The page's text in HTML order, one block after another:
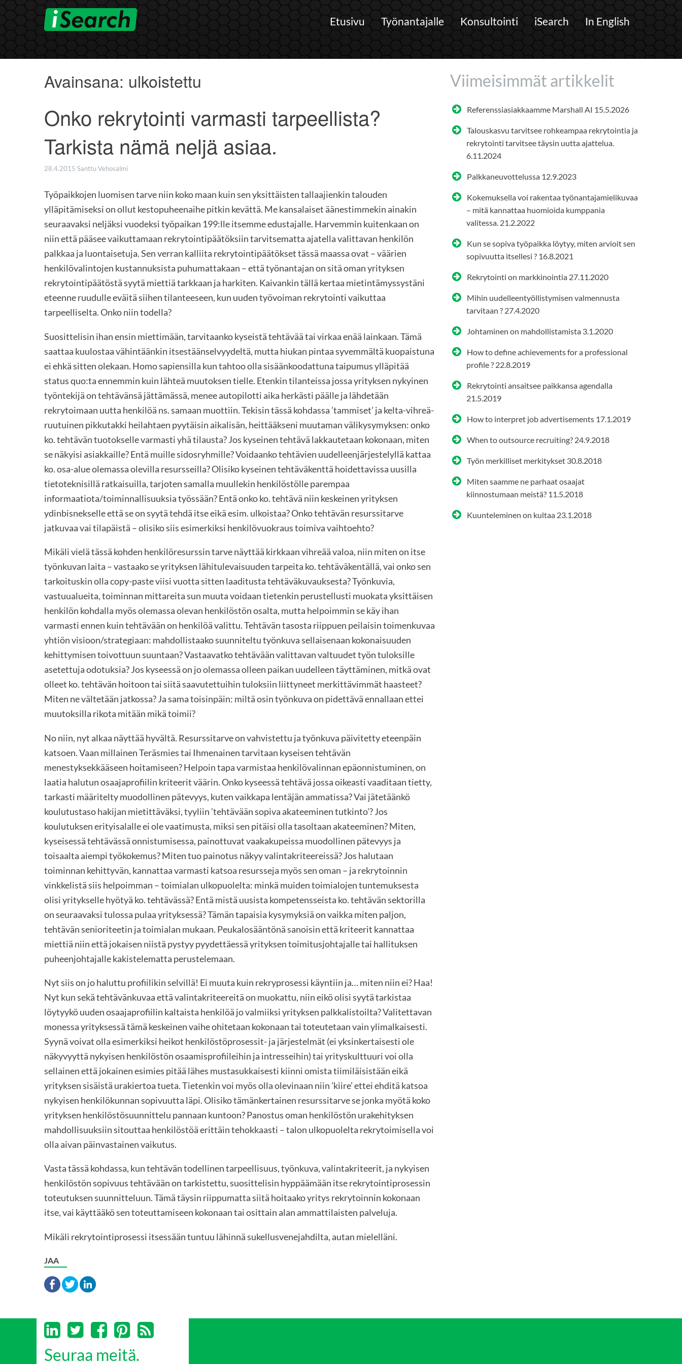
Skip
Etusivu Työnantajalle Konsultointi iSearch In English
Avainsana: ulkoistettu
Onko rekrytointi varmasti tarpeellista?
Tarkista nämä neljä asiaa.
28.4.2015 Santtu Vehosalmi
Työpaikkojen luomisen tarve niin koko maan kuin sen yksittäisten tallaajienkin talouden
ylläpitämiseksi on ollut kestopuheenaihe pitkin kevättä. Me kansalaiset äänestimmekin ainakin
seuraavaksi neljäksi vuodeksi työpaikan 199:lle itsemme edustajalle. Harvemmin kuitenkaan on
niin että pääsee vaikuttamaan rekrytointipäätöksiin tarvitsematta ajatella valittavan henkilön
palkkaa ja luontaisetuja. Sen verran kalliita rekrytointipäätökset tässä maassa ovat – väärien
henkilövalintojen kustannuksista puhumattakaan – että työnantajan on sitä oman yrityksen
rekrytointipäätöstä syytä miettiä tarkkaan ja harkiten. Kaivankin tällä kertaa mietintämyssystäni
eteenne ruudulle eväitä siihen tilanteeseen, kun uuden työvoiman rekrytointi vaikuttaa
tarpeelliselta. Onko niin todella?
Suosittelisin ihan ensin miettimään, tarvitaanko kyseistä tehtävää tai virkaa enää lainkaan. Tämä
saattaa kuulostaa vähintäänkin itsestäänselvyydeltä, mutta hiukan pintaa syvemmältä kuopaistuna
ei ehkä sitten olekaan. Homo sapiensilla kun tahtoo olla sisäänkoodattuna taipumus ylläpitää
status quo:ta ennemmin kuin lähteä muutoksen tielle. Etenkin tilanteissa jossa yrityksen nykyinen
työntekijä on tehtävänsä jättämässä, menee autopilotti aika herkästi päälle ja lähdetään
rekrytoimaan uutta henkilöä ns. samaan muottiin. Tekisin tässä kohdassa ’tammiset’ ja kelta-vihreä-
ruutuinen pikkutakki heilahtaen pyytäisin aikalisän, heittääkseni muutaman välikysymyksen: onko
ko. tehtävän tuotokselle varmasti yhä tilausta? Jos kyseinen tehtävä lakkautetaan kokonaan, miten
se näkyisi asiakkaille? Entä muille sidosryhmille? Voidaanko tehtävien uudelleenjärjestelyllä kattaa
ko. osa-alue olemassa olevilla resursseilla? Olisiko kyseinen tehtäväkenttä hoidettavissa uusilla
tietoteknisillä ratkaisuilla, tarjoten samalla muullekin henkilöstölle parempaa
informaatiota/toiminnallisuuksia työssään? Entä onko ko. tehtävä niin keskeinen yrityksen
ydinbisnekselle että se on syytä tehdä itse eikä esim. ulkoistaa? Onko tehtävän resurssitarve
jatkuvaa vai tilapäistä – olisiko siis esimerkiksi henkilövuokraus toimiva vaihtoehto?
Mikäli vielä tässä kohden henkilöresurssin tarve näyttää kirkkaan vihreää valoa, niin miten on itse
työnkuvan laita – vastaako se yrityksen lähitulevaisuuden tarpeita ko. tehtäväkentällä, vai onko sen
tarkoituskin olla copy-paste viisi vuotta sitten laaditusta tehtäväkuvauksesta? Työnkuvia,
vastuualueita, toiminnan mittareita sun muuta voidaan tietenkin perustellusti muokata yksittäisen
henkilön kohdalla myös olemassa olevan henkilöstön osalta, mutta helpoimmin se käy ihan
varmasti ennen kuin tehtävään on henkilöä valittu. Tehtävän tasosta riippuen peilaisin toimenkuvaa
yhtiön visioon/strategiaan: mahdollistaako suunniteltu työnkuva sellaisenaan kokonaisuuden
kehittymisen toivottuun suuntaan? Vastaavatko tehtävään valittavan valtuudet työn tuloksille
asetettuja odotuksia? Jos kyseessä on jo olemassa olleen paikan uudelleen täyttäminen, mitkä ovat
olleet ko. tehtävän hoitoon tai siitä saavutettuihin tuloksiin liittyneet merkittävimmät haasteet?
Miten ne vältetään jatkossa? Ja sama toisinpäin: miltä osin työnkuva on pidettävä ennallaan ettei
muutoksilla rikota mitään mikä toimii?
No niin, nyt alkaa näyttää hyvältä. Resurssitarve on vahvistettu ja työnkuva päivitetty eteenpäin
katsoen. Vaan millainen Teräsmies tai Ihmenainen tarvitaan kyseisen tehtävän
menestyksekkääseen hoitamiseen? Helpoin tapa varmistaa henkilövalinnan epäonnistuminen, on
laatia halutun osaajaprofiilin kriteerit väärin. Onko kyseessä tehtävä jossa oikeasti vaaditaan tietty,
tarkasti määritelty muodollinen pätevyys, kuten vaikkapa lentäjän ammatissa? Vai jätetäänkö
koulutustaso hakijan mietittäväksi, tyyliin ’tehtävään sopiva akateeminen tutkinto’? Jos
koulutuksen erityisalalle ei ole vaatimusta, miksi sen pitäisi olla tasoltaan akateeminen? Miten,
kyseisessä tehtävässä onnistumisessa, painottuvat vaakakupeissa muodollinen pätevyys ja
toisaalta aiempi työkokemus? Miten tuo painotus näkyy valintakriteereissä? Jos halutaan
toiminnan kehittyvän, kannattaa varmasti katsoa resursseja myös sen oman – ja rekrytoinnin
vinkkelistä siis helpoimman – toimialan ulkopuolelta: minkä muiden toimialojen tuntemuksesta
olisi yritykselle hyötyä ko. tehtävässä? Entä mistä uusista kompetensseista ko. tehtävän sektorilla
on seuraavaksi tulossa pulaa yrityksessä? Tämän tapaisia kysymyksiä on vaikka miten paljon,
tehtävän senioriteetin ja toimialan mukaan. Peukalosääntönä sanoisin että kriteerit kannattaa
miettiä niin että jokaisen niistä pystyy pyydettäessä yrityksen toimitusjohtajalle tai hallituksen
puheenjohtajalle kakistelematta perustelemaan.
Nyt siis on jo haluttu profiilikin selvillä! Ei muuta kuin rekryprosessi käyntiin ja… miten niin ei? Haa!
Nyt kun sekä tehtävänkuvaa että valintakriteereitä on muokattu, niin eikö olisi syytä tarkistaa
löytyykö uuden osaajaprofiilin kaltaista henkilöä jo valmiiksi yrityksen palkkalistoilta? Valitettavan
monessa yrityksessä tämä keskeinen vaihe ohitetaan kokonaan tai toteutetaan vain ylimalkaisesti.
Syynä voivat olla esimerkiksi heikot henkilöstöprosessit- ja järjestelmät (ei yksinkertaisesti ole
näkyvyyttä nykyisen henkilöstön osaamisprofiileihin ja intresseihin) tai yrityskulttuuri voi olla
sellainen että jokainen esimies pitää lähes mustasukkaisesti kiinni omista tiimiläisistään eikä
yrityksen sisäistä urakiertoa tueta. Tietenkin voi myös olla olevinaan niin ’kiire’ ettei ehditä katsoa
nykyisen henkilökunnan sopivuutta läpi. Olisiko tämänkertainen resurssitarve se jonka myötä koko
yrityksen henkilöstösuunnittelu pannaan kuntoon? Panostus oman henkilöstön urakehityksen
mahdollisuuksiin sitouttaa henkilöstöä erittäin tehokkaasti – talon ulkopuolelta rekrytoimisella voi
olla aivan päinvastainen vaikutus.
Vasta tässä kohdassa, kun tehtävän todellinen tarpeellisuus, työnkuva, valintakriteerit, ja nykyisen
henkilöstön sopivuus tehtävään on tarkistettu, suosittelisin hyppäämään itse rekrytointiprosessin
toteutuksen suunnitteluun. Tämä täysin riippumatta siitä hoitaako yritys rekrytoinnin kokonaan
itse, vai käyttääkö sen toteuttamiseen kokonaan tai osittain alan ammattilaisten palveluja.
Mikäli rekrytointiprosessi itsessään tuntuu lähinnä sukellusvenejahdilta, autan mielelläni.
JAA
Viimeisimmät artikkelit
Referenssiasiakkaamme Marshall AI 15.5.2026
Talouskasvu tarvitsee rohkeampaa rekrytointia ja
rekrytointi tarvitsee täysin uutta ajattelua.
6.11.2024
Palkkaneuvottelussa 12.9.2023
Kokemuksella voi rakentaa työnantajamielikuvaa
– mitä kannattaa huomioida kumppania
valitessa. 21.2.2022
Kun se sopiva työpaikka löytyy, miten arvioit sen
sopivuutta itsellesi ? 16.8.2021
Rekrytointi on markkinointia 27.11.2020
Mihin uudelleentyöllistymisen valmennusta
tarvitaan ? 27.4.2020
Johtaminen on mahdollistamista 3.1.2020
How to define achievements for a professional
profile ? 22.8.2019
Rekrytointi ansaitsee paikkansa agendalla
21.5.2019
How to interpret job advertisements 17.1.2019
When to outsource recruiting? 24.9.2018
Työn merkilliset merkitykset 30.8.2018
Miten saamme ne parhaat osaajat
kiinnostumaan meistä? 11.5.2018
Kuunteleminen on kultaa 23.1.2018
Seuraa meitä.